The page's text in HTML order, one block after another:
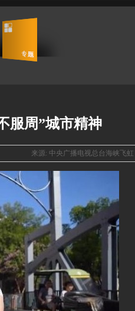
服周”城市精神
来源: 中央广播电视总台海峡飞虹